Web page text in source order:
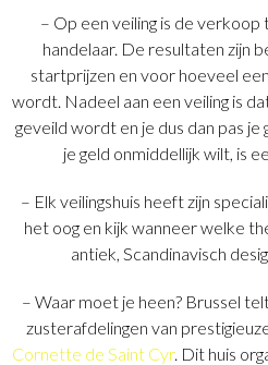
– Op een veiling is de
handelaar. De resultaten zijn
startprijzen en voor hoeveel
wordt. Nadeel aan een veiling is
geveild wordt en je dus dan pas je
je geld onmiddellijk wilt, is
– Elk veilingshuis heeft zijn
het oog en kijk wanneer welke
antiek, Scandinavisch
– Waar moet je heen? Brussel
zusterafdelingen van
Cornette de Saint Cyr. Dit huis